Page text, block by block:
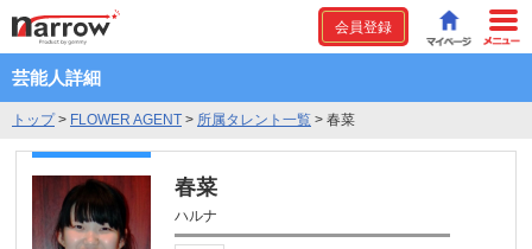
会員登録
芸能人詳細
トップ> FLOWER AGENT > 所属タレント一覧 > 春菜
春菜
ハルナ